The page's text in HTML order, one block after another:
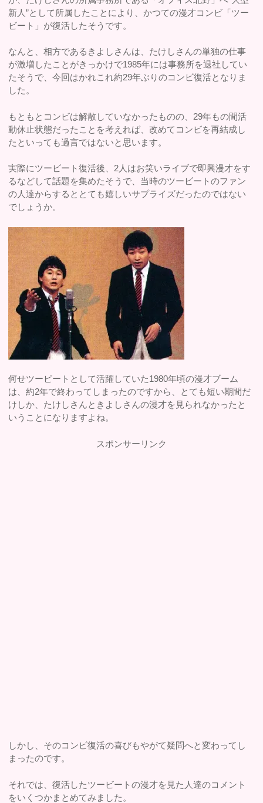
新人”として所属したことにより、かつての漫才コンビ「ツー
ビート」が復活したそうです。
なんと、相方であるきよしさんは、たけしさんの単独の仕事
が激増したことがきっかけで1985年には事務所を退社してい
たそうで、今回はかれこれ約29年ぶりのコンビ復活となりま
した。
もともとコンビは解散していなかったものの、29年もの間活
動休止状態だったことを考えれば、改めてコンビを再結成し
たといっても過言ではないと思います。
実際にツービート復活後、2人はお笑いライブで即興漫才をす
るなどして話題を集めたそうで、当時のツービートのファン
の人達からするととても嬉しいサプライズだったのではない
でしょうか。
何せツービートとして活躍していた1980年頃の漫才ブーム
は、約2年で終わってしまったのですから、とても短い期間だ
けしか、たけしさんときよしさんの漫才を見られなかったと
いうことになりますよね。
スポンサーリンク
しかし、そのコンビ復活の喜びもやがて疑問へと変わってし
まったのです。
それでは、復活したツービートの漫才を見た人達のコメント
をいくつかまとめてみました。